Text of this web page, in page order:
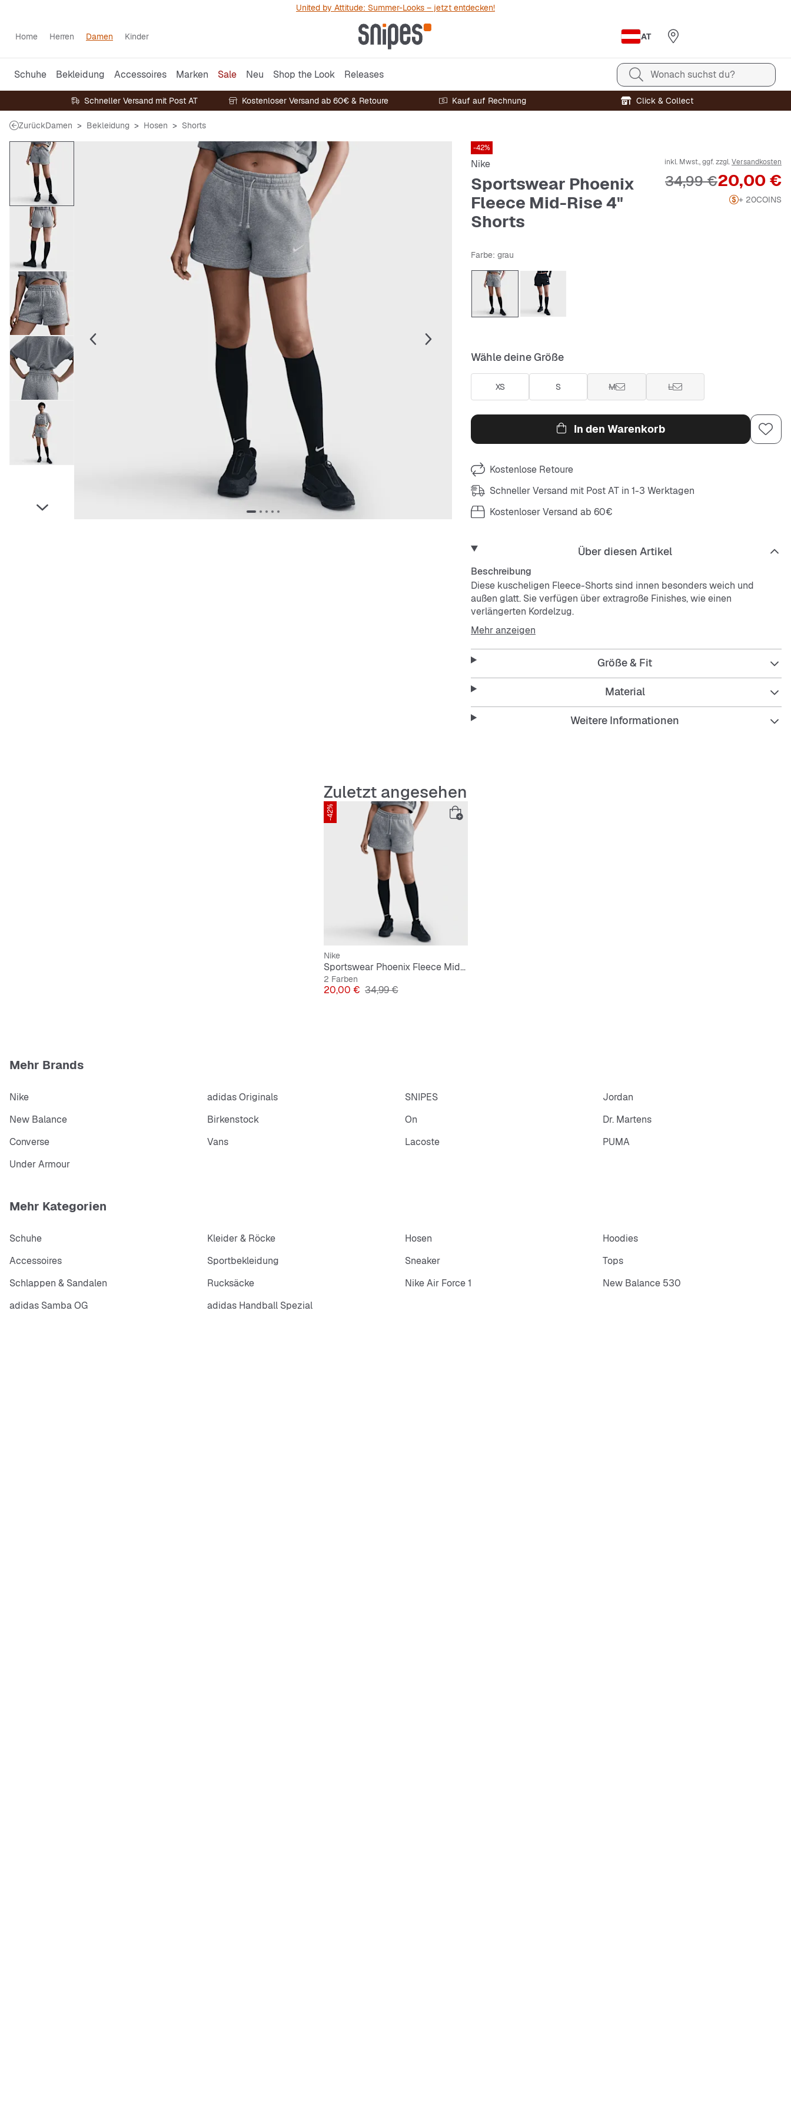
United by Attitude: Summer-Looks – jetzt entdecken!
Home Herren Damen Kinder AT
Schuhe Bekleidung Accessoires Marken Sale Neu Shop the Look Releases Wonach suchst du?
Schneller Versand mit Post AT Kostenloser Versand ab 60€ & Retoure Kauf auf Rechnung Click & Collect
ZurückDamen Bekleidung Hosen Shorts
-42%
Nike
Sportswear Phoenix
Fleece Mid-Rise 4"
Shorts
inkl. Mwst., ggf. zzgl.Versandkosten
Preis
20,00 €
Originalpreis
34,99 €
+ 20COINS
Farbe: grau
Wähle deine Größe
XS S M L
In den Warenkorb
Kostenlose Retoure
Schneller Versand mit Post AT in 1-3 Werktagen
Kostenloser Versand ab 60€
Über diesen Artikel
Beschreibung
Diese kuscheligen Fleece-Shorts sind innen besonders weich und
außen glatt. Sie verfügen über extragroße Finishes, wie einen
verlängerten Kordelzug.
Mehr anzeigen
Größe & Fit
Material
Weitere Informationen
Zuletzt angesehen
-42%
Nike
Sportswear Phoenix Fleece Mid-Rise 4" Shorts
2 Farben
Preis
20,00 € Originalpreis
34,99 €
Mehr Brands
Nike adidas Originals SNIPES
Jordan
New Balance
Birkenstock On
Dr. Martens
Converse
Vans Lacoste
PUMA
Under Armour
Mehr Kategorien
Schuhe Kleider & Röcke Hosen
Hoodies
Accessoires
Sportbekleidung Sneaker
Tops
Schlappen & Sandalen
Rucksäcke Nike Air Force 1
New Balance 530
adidas Samba OG
adidas Handball Spezial